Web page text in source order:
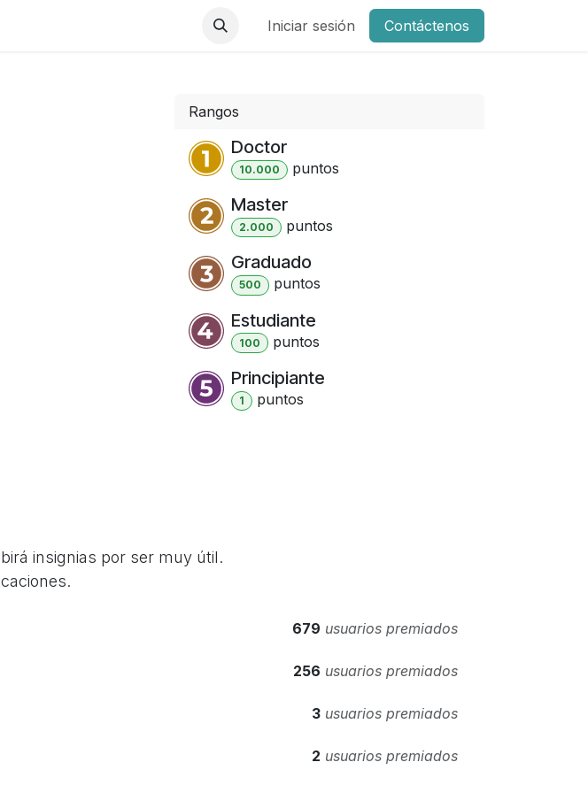
Iniciar sesión Contáctenos
Rangos
Doctor
10.000 puntos
Master
2.000 puntos
Graduado
500 puntos
Estudiante
100 puntos
Principiante
1 puntos
insignias por ser muy útil.
679 usuarios premiados
256 usuarios premiados
3 usuarios premiados
2 usuarios premiados